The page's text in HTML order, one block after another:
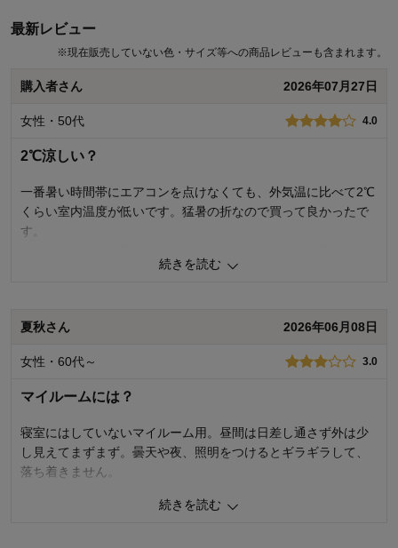
最新レビュー
※現在販売していない色・サイズ等への商品レビューも含まれます。
購入者さん 2026年07月27日
女性・50代 4.0
2℃涼しい？
一番暑い時間帯にエアコンを点けなくても、外気温に比べて2℃
くらい室内温度が低いです。猛暑の折なので買って良かったで
す。
いのですが、このカーテンは外の景色もよく見え、室内は十分
電気をつけると外から丸見えになるので気をつけています。
参考になった
4.0
使用感・使いやすさ
4.0
デザイン・色
4.0
▲
続きを読む
夏秋さん 2026年06月08日
女性・60代～ 3.0
マイルームには？
寝室にはしていないマイルーム用。昼間は日差し通さず外は少
し見えてまずまず。曇天や夜、照明をつけるとギラギラして、
落ち着きません。
人が参考になりました
続きを読む